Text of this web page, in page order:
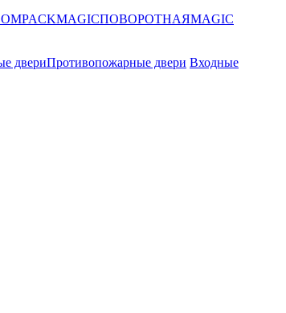
MAGICПОВОРОТНАЯMAGIC
двериПротивопожарные двери Входные